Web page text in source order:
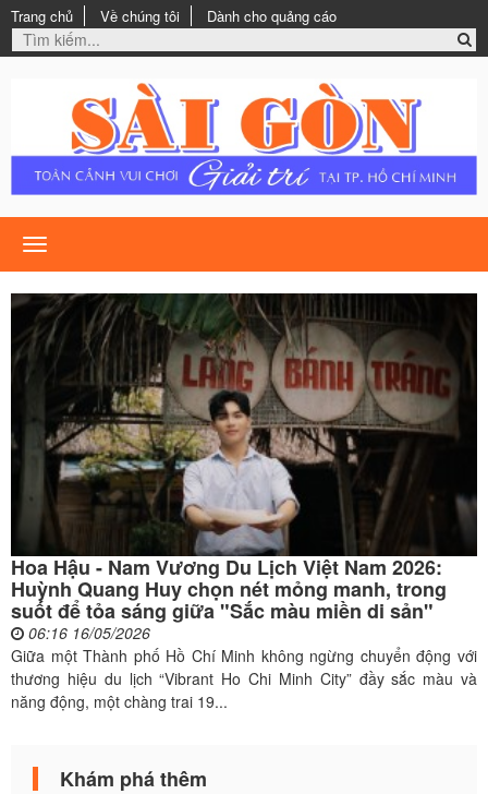
Trang chủ Về chúng tôi Dành cho quảng cáo
Toggle
navigation
Hoa Hậu - Nam Vương Du Lịch Việt Nam 2026:
Huỳnh Quang Huy chọn nét mỏng manh, trong
suốt để tỏa sáng giữa "Sắc màu miền di sản"
06:16 16/05/2026
Giữa một Thành phố Hồ Chí Minh không ngừng chuyển động với
thương hiệu du lịch “Vibrant Ho Chi Minh City” đầy sắc màu và
năng động, một chàng trai 19...
Khám phá thêm